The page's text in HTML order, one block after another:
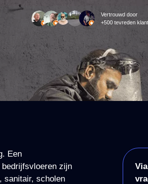
Vertrouwd door
+500 tevreden
Een
zijn
sanitair, scholen